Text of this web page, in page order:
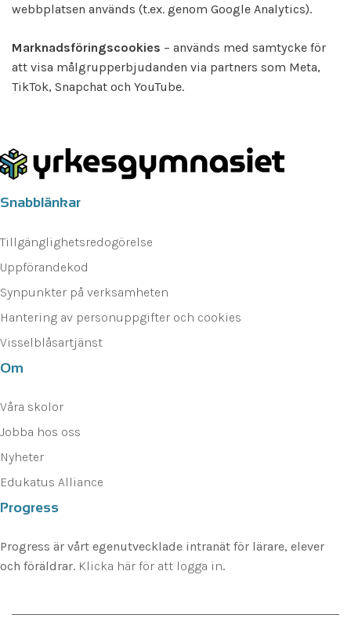
webbplatsen används (t.ex. genom Google Analytics).
Marknadsföringscookies – används med samtycke för
att visa målgrupperbjudanden via partners som Meta,
TikTok, Snapchat och YouTube.
Snabblänkar
Tillgänglighetsredogörelse
Uppförandekod
Synpunkter på verksamheten
Hantering av personuppgifter och cookies
Visselblåsartjänst
Om
Våra skolor
Jobba hos oss
Nyheter
Edukatus Alliance
Progress
Progress är vårt egenutvecklade intranät för lärare, elever
och föräldrar. Klicka här för att logga in.